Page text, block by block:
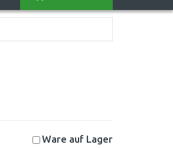
Ware auf Lager